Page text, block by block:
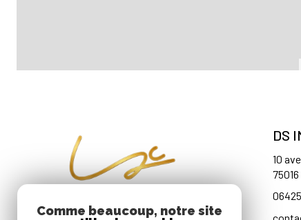
DS
10
75016
Comme beaucoup, notre site